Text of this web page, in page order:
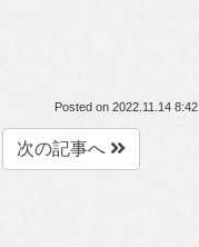
Posted on 2022.11.14 8:42
次の記事へ